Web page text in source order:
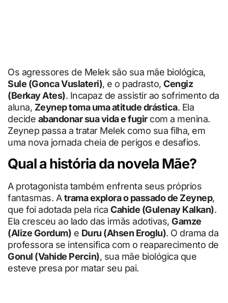
Os agressores de Melek são sua mãe biológica,
Sule (Gonca Vuslateri), e o padrasto, Cengiz
(Berkay Ates). Incapaz de assistir ao sofrimento da
aluna, Zeynep toma uma atitude drástica. Ela
decide abandonar sua vida e fugircom a menina.
Zeynep passa a tratar Melek como sua filha, em
uma nova jornada cheia de perigos e desafios.
Qual a história da novela Mãe?
A protagonista também enfrenta seus próprios
fantasmas. Atrama explora o passado de Zeynep,
que foi adotada pela rica Cahide (Gulenay Kalkan).
Ela cresceu ao lado das irmãs adotivas, Gamze
(Alize Gordum) e Duru (Ahsen Eroglu). O drama da
professora se intensifica com o reaparecimento de
Gonul (Vahide Percin), sua mãe biológica que
esteve presa por matar seu pai.